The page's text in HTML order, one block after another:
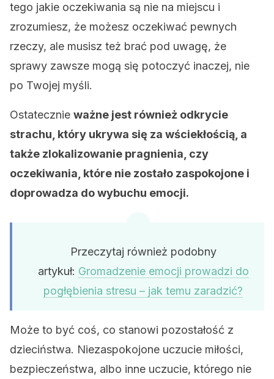
tego jakie oczekiwania są nie na miejscu i
zrozumiesz, że możesz oczekiwać pewnych
rzeczy, ale musisz też brać pod uwagę, że
sprawy zawsze mogą się potoczyć inaczej, nie
po Twojej myśli.
Ostatecznie ważne jest również odkrycie
strachu, który ukrywa się za wściekłością, a
także zlokalizowanie pragnienia, czy
oczekiwania, które nie zostało zaspokojone i
doprowadza do wybuchu emocji.
Przeczytaj również podobny
artykuł: Gromadzenie emocji prowadzi do
pogłębienia stresu – jak temu zaradzić?
Może to być coś, co stanowi pozostałość z
dzieciństwa. Niezaspokojone uczucie miłości,
bezpieczeństwa, albo inne uczucie, którego nie